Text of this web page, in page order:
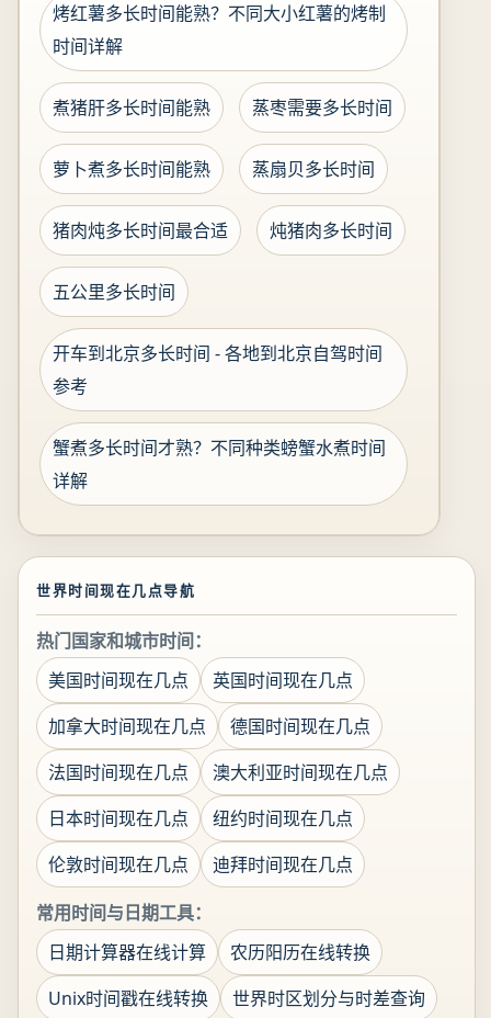
烤红薯多长时间能熟？不同大小红薯的烤制
时间详解
煮猪肝多长时间能熟 蒸枣需要多长时间
萝卜煮多长时间能熟 蒸扇贝多长时间
猪肉炖多长时间最合适 炖猪肉多长时间
五公里多长时间
开车到北京多长时间 - 各地到北京自驾时间
参考
蟹煮多长时间才熟？不同种类螃蟹水煮时间
详解
世界时间现在几点导航
热门国家和城市时间：
美国时间现在几点
英国时间现在几点
加拿大时间现在几点
德国时间现在几点
法国时间现在几点
澳大利亚时间现在几点
日本时间现在几点
纽约时间现在几点
伦敦时间现在几点
迪拜时间现在几点
常用时间与日期工具：
日期计算器在线计算
农历阳历在线转换
Unix时间戳在线转换
世界时区划分与时差查询